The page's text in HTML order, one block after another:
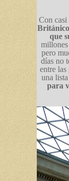
Con casi
que
millones
pero
días no
entre las
una
para